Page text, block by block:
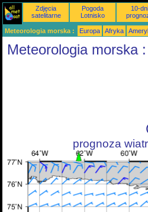
Zdjęcia
satelitarne
Pogoda
Lotnisko
10-dni
Meteorologia morska : Europa Afryka
Meteorologia morska
prognoza